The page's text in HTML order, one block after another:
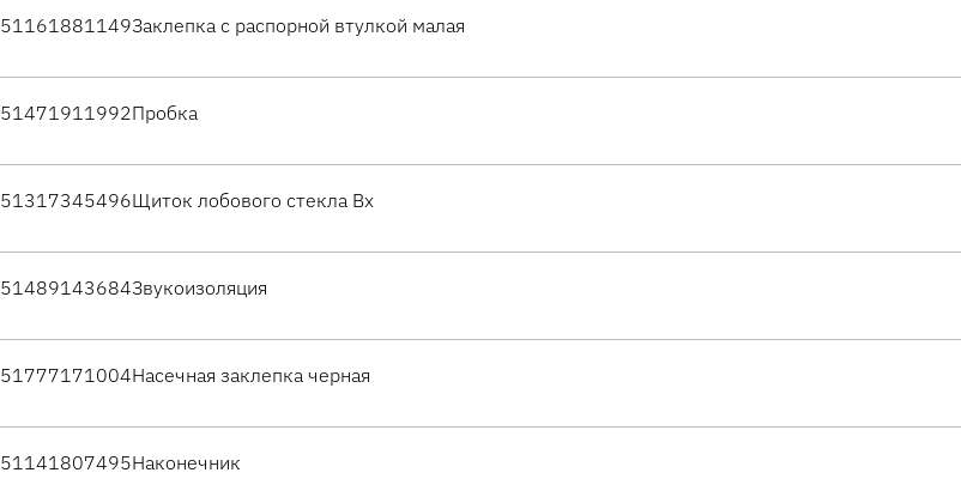
51161881149Заклепка с распорной втулкой малая
51471911992Пробка
51317345496Щиток лобового стекла Вх
51489143684Звукоизоляция
51777171004Насечная заклепка черная
51141807495Наконечник